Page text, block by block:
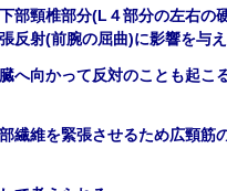
部頸椎部分(L４部分の左右の
反射(前腕の屈曲)に影響を与え
へ向かって反対のことも起こ
繊維を緊張させるため広頸筋